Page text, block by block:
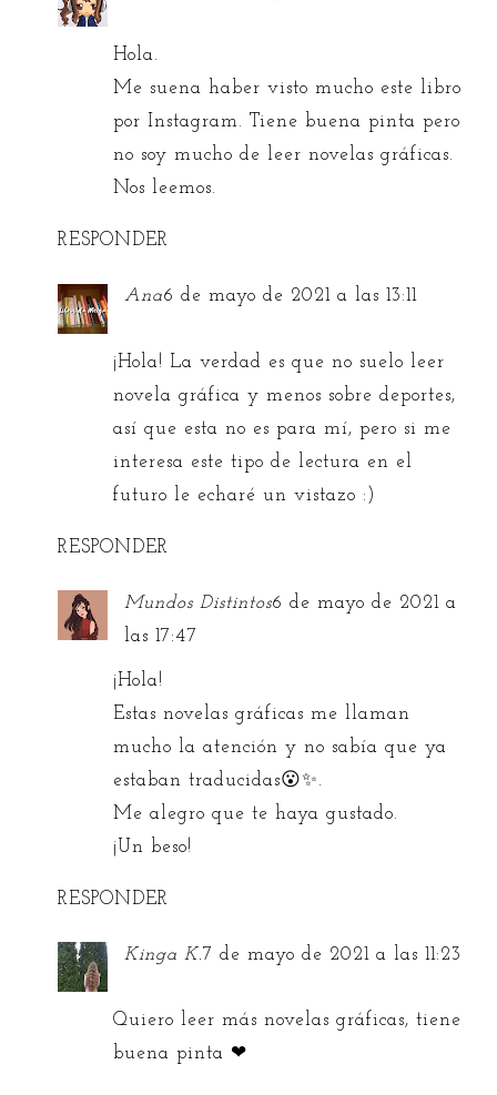
Hola.
Me suena haber visto mucho este libro
por Instagram. Tiene buena pinta pero
no soy mucho de leer novelas gráficas.
Nos leemos.
RESPONDER
Ana6 de mayo de 2021 a las 13:11
¡Hola! La verdad es que no suelo leer
novela gráfica y menos sobre deportes,
así que esta no es para mí, pero si me
interesa este tipo de lectura en el
futuro le echaré un vistazo :)
RESPONDER
Mundos Distintos6 de mayo de 2021 a
las 17:47
¡Hola!
Estas novelas gráficas me llaman
mucho la atención y no sabía que ya
estaban traducidas😮✨.
Me alegro que te haya gustado.
¡Un beso!
RESPONDER
Kinga K.7 de mayo de 2021 a las 11:23
Quiero leer más novelas gráficas, tiene
buena pinta ❤